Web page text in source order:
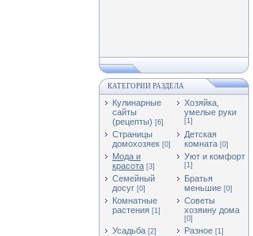
КАТЕГОРИИ РАЗДЕЛА
Кулинарные
сайты
(рецепты) [6]
Хозяйка,
умелые руки
[1]
Страницы
домохозяек [0]
Детская
комната [0]
Мода и
красота [3]
Уют и комфорт
[1]
Семейный
досуг [0]
Братья
меньшие [0]
Комнатные
растения [1]
Советы
хозяину дома
[0]
Усадьба [2] Разное [1]